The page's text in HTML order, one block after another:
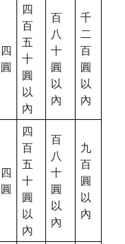
四
圓
四
百
五
十
圓
以
內
百
八
十
圓
以
內
千
二
百
圓
以
內
四
圓
四
百
五
十
圓
以
內
百
八
十
圓
以
內
九
百
圓
以
內